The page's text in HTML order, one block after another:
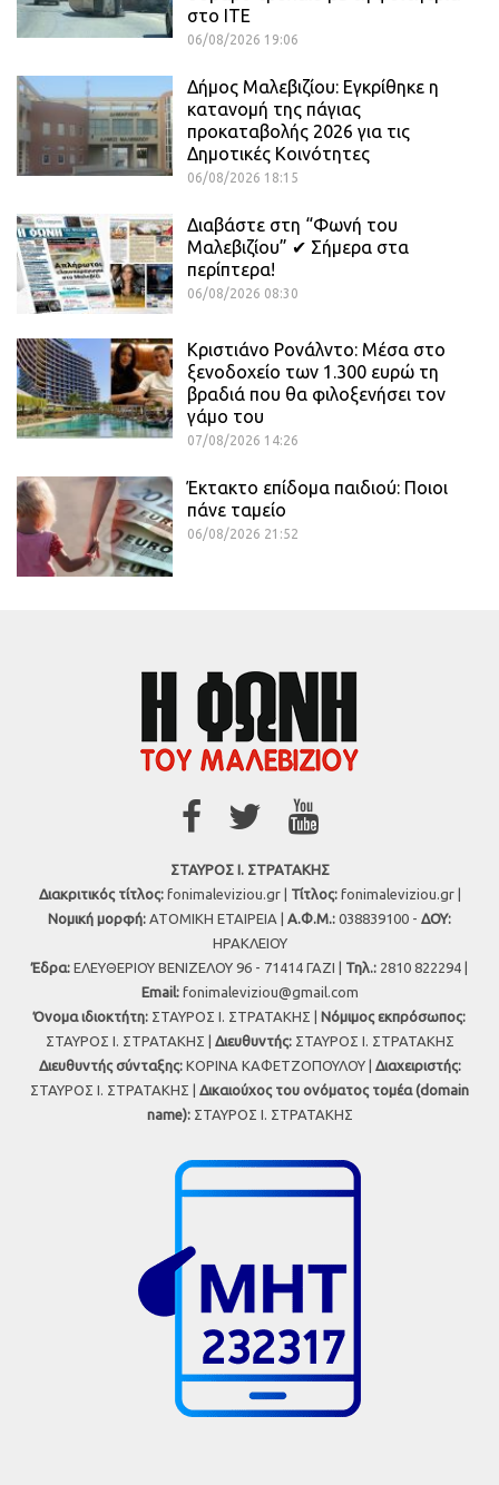
στο ΙΤΕ
06/08/2026 19:06
Δήμος Μαλεβιζίου: Εγκρίθηκε η
κατανομή της πάγιας
προκαταβολής 2026 για τις
Δημοτικές Κοινότητες
06/08/2026 18:15
Διαβάστε στη “Φωνή του
Μαλεβιζίου” ✔ Σήμερα στα
περίπτερα!
06/08/2026 08:30
Κριστιάνο Ρονάλντο: Μέσα στο
ξενοδοχείο των 1.300 ευρώ τη
βραδιά που θα φιλοξενήσει τον
γάμο του
07/08/2026 14:26
Έκτακτο επίδομα παιδιού: Ποιοι
πάνε ταμείο
06/08/2026 21:52
ΣΤΑΥΡΟΣ Ι. ΣΤΡΑΤΑΚΗΣ
Διακριτικός τίτλος:fonimaleviziou.gr | Τίτλος:fonimaleviziou.gr |
Νομική μορφή: ΑΤΟΜΙΚΗ ΕΤΑΙΡΕΙΑ | Α.Φ.Μ.: 038839100 - ΔΟΥ:
ΗΡΑΚΛΕΙΟΥ
Έδρα: ΕΛΕΥΘΕΡΙΟΥ ΒΕΝΙΖΕΛΟΥ 96 - 71414 ΓΑΖΙ | Τηλ.: 2810 822294 |
Εmail: fonimaleviziou@gmail.com
Όνομα ιδιοκτήτη: ΣΤΑΥΡΟΣ Ι. ΣΤΡΑΤΑΚΗΣ | Νόμιμος εκπρόσωπος:
ΣΤΑΥΡΟΣ Ι. ΣΤΡΑΤΑΚΗΣ | Διευθυντής:ΣΤΑΥΡΟΣ Ι. ΣΤΡΑΤΑΚΗΣ
Διευθυντής σύνταξης:ΚΟΡΙΝΑ ΚΑΦΕΤΖΟΠΟΥΛΟΥ | Διαχειριστής:
ΣΤΑΥΡΟΣ Ι. ΣΤΡΑΤΑΚΗΣ | Δικαιούχος του ονόματος τομέα (domain
name):ΣΤΑΥΡΟΣ Ι. ΣΤΡΑΤΑΚΗΣ